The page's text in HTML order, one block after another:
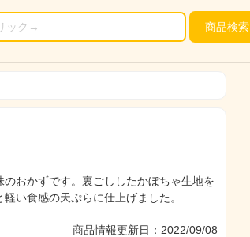
商品検索
おかずです。裏ごししたかぼちゃ生地を
い食感の天ぷらに仕上げました。
商品情報更新日：2022/09/08